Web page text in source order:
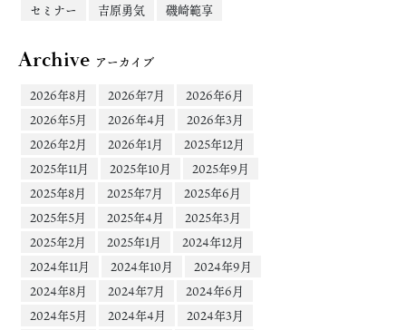
セミナー
吉原勇気 磯崎範享
Archive アーカイブ
2026年8月
2026年7月
2026年6月
2026年5月
2026年4月
2026年3月
2026年2月
2026年1月
2025年12月
2025年11月
2025年10月
2025年9月
2025年8月
2025年7月
2025年6月
2025年5月
2025年4月
2025年3月
2025年2月
2025年1月
2024年12月
2024年11月
2024年10月
2024年9月
2024年8月
2024年7月
2024年6月
2024年5月
2024年4月
2024年3月